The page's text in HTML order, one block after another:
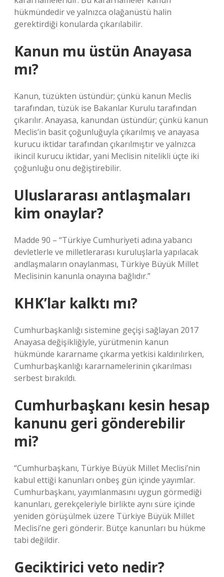
hükmündedir ve yalnızca olağanüstü halin
gerektirdiği konularda çıkarılabilir.
Kanun mu üstün Anayasa
mı?
Kanun, tüzükten üstündür; çünkü kanun Meclis
tarafından, tüzük ise Bakanlar Kurulu tarafından
çıkarılır. Anayasa, kanundan üstündür; çünkü kanun
Meclis’in basit çoğunluğuyla çıkarılmış ve anayasa
kurucu iktidar tarafından çıkarılmıştır ve yalnızca
ikincil kurucu iktidar, yani Meclisin nitelikli üçte iki
çoğunluğu onu değiştirebilir.
Uluslararası antlaşmaları
kim onaylar?
Madde 90 – “Türkiye Cumhuriyeti adına yabancı
devletlerle ve milletlerarası kuruluşlarla yapılacak
andlaşmaların onaylanması, Türkiye Büyük Millet
Meclisinin kanunla onayına bağlıdır.”
KHK’lar kalktı mı?
Cumhurbaşkanlığı sistemine geçişi sağlayan 2017
Anayasa değişikliğiyle, yürütmenin kanun
hükmünde kararname çıkarma yetkisi kaldırılırken,
Cumhurbaşkanlığı kararnamelerinin çıkarılması
serbest bırakıldı.
Cumhurbaşkanı kesin hesap
kanunu geri gönderebilir
mi?
“Cumhurbaşkanı, Türkiye Büyük Millet Meclisi’nin
kabul ettiği kanunları onbeş gün içinde yayımlar.
Cumhurbaşkanı, yayımlanmasını uygun görmediği
kanunları, gerekçeleriyle birlikte aynı süre içinde
yeniden görüşülmek üzere Türkiye Büyük Millet
Meclisi’ne geri gönderir. Bütçe kanunları bu hükme
tabi değildir.
Geciktirici veto nedir?